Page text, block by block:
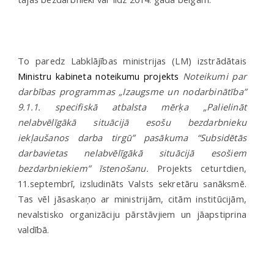
To paredz Labklājības ministrijas (LM) izstrādātais
Ministru kabineta noteikumu projekts Noteikumi par
darbības programmas „Izaugsme un nodarbinātība”
9.1.1. specifiskā atbalsta mērķa „Palielināt
nelabvēlīgākā situācijā esošu bezdarbnieku
iekļaušanos darba tirgū” pasākuma “Subsidētās
darbavietas nelabvēlīgākā situācijā esošiem
bezdarbniekiem” īstenošanu. Projekts ceturtdien,
11.septembrī, izsludināts Valsts sekretāru sanāksmē.
Tas vēl jāsaskaņo ar ministrijām, citām institūcijām,
nevalstisko organizāciju pārstāvjiem un jāapstiprina
valdībā.